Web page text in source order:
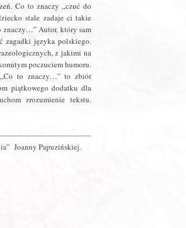
Co to znaczy „czuć do
stale zadaje ci takie
znaczy…” Autor, który sam
zagadki języka polskiego.
z jakimi na
poczuciem humoru.
„Co to znaczy…” to zbiór
piątkowego dodatku dla
zrozumienie tekstu.
Joanny Papuzińskiej.